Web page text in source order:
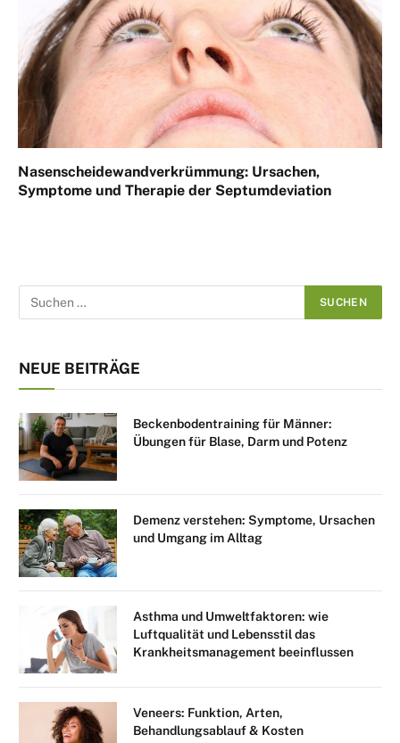
Nasenscheidewandverkrümmung: Ursachen,
Symptome und Therapie der Septumdeviation
NEUE BEITRÄGE
Beckenbodentraining für Männer:
Übungen für Blase, Darm und Potenz
Demenz verstehen: Symptome, Ursachen
und Umgang im Alltag
Asthma und Umweltfaktoren: wie
Luftqualität und Lebensstil das
Krankheitsmanagement beeinflussen
Veneers: Funktion, Arten,
Behandlungsablauf & Kosten